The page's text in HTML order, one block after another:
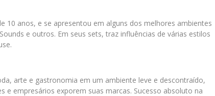
10 anos, e se apresentou em alguns dos melhores ambientes
e outros. Em seus sets, traz influências de várias estilos
arte e gastronomia em um ambiente leve e descontraído,
empresários exporem suas marcas. Sucesso absoluto na